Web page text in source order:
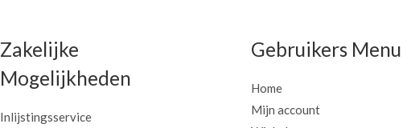
Zakelijke
Mogelijkheden
Inlijstingsservice
Gebruikers Menu
Home
Mijn account